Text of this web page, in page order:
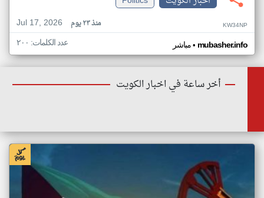
Jul 17, 2026
منذ ٢٣ يوم KW34NP
مباشر• mubasher.info عدد الكلمات: ٢٠٠
أخر ساعة في اخبار الكويت